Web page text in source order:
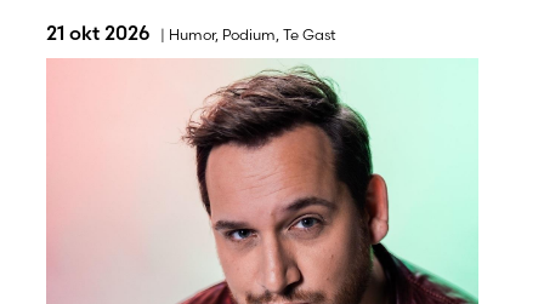
21 okt 2026 | Humor, Podium Te Gast